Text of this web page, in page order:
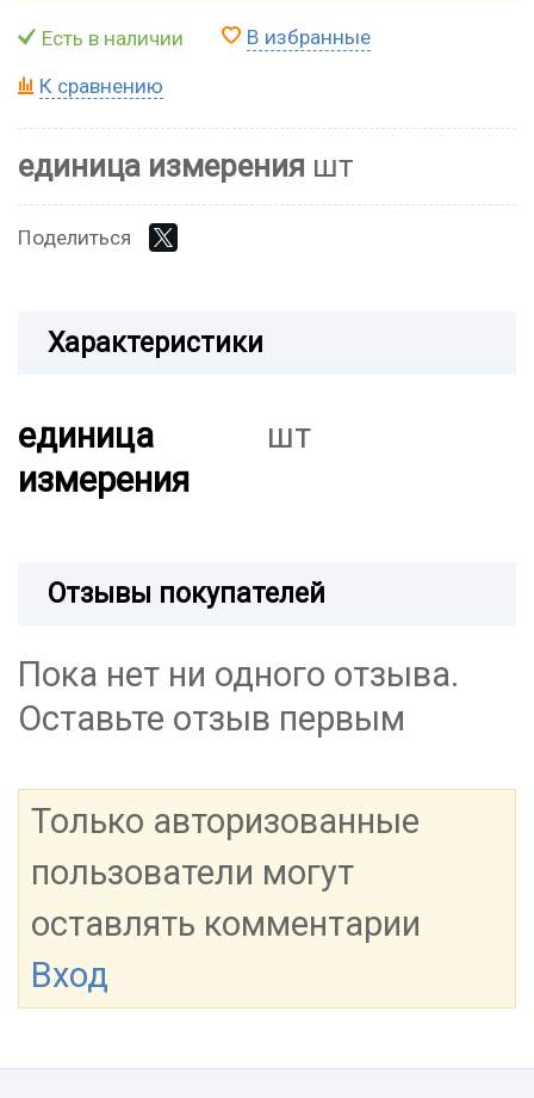
Есть в наличии В избранные
К сравнению
единица измерения шт
Поделиться
Характеристики
единица
измерения
шт
Отзывы покупателей
Пока нет ни одного отзыва.
Оставьте отзыв первым
Только авторизованные
пользователи могут
оставлять комментарии
Вход